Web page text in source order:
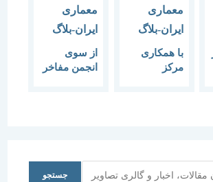
با همکاری
معماری
از سوی
انجمن مفاخر
جستجو